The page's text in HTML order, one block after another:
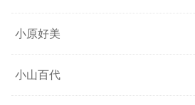
小原好美
小山百代